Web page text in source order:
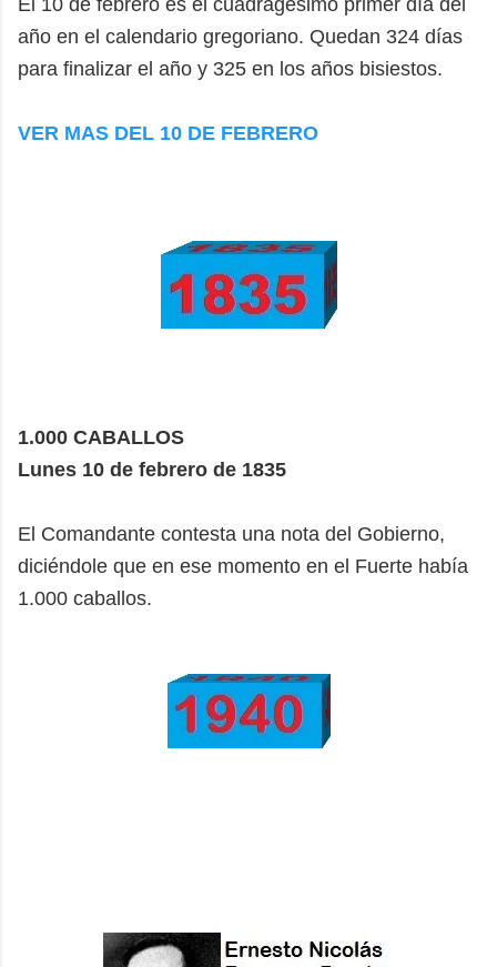
año en el calendario gregoriano. Quedan 324 días
para finalizar el año y 325 en los años bisiestos.
VER MAS DEL 10 DE FEBRERO
1.000 CABALLOS
Lunes 10 de febrero de 1835
El Comandante contesta una nota del Gobierno,
diciéndole que en ese momento en el Fuerte había
1.000 caballos.